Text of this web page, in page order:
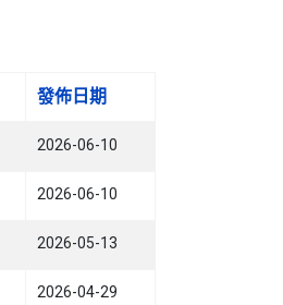
發佈日期
2026-06-10
2026-06-10
2026-05-13
2026-04-29